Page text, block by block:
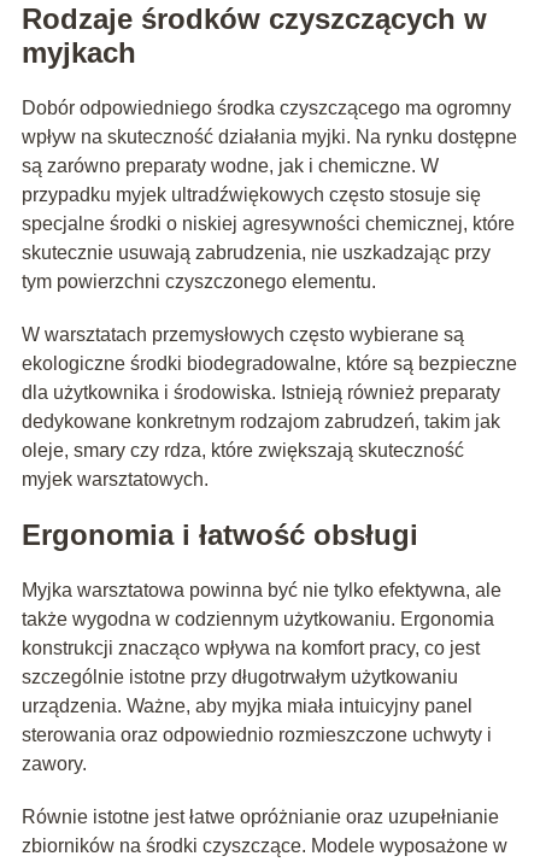
Rodzaje środków czyszczących w
myjkach
Dobór odpowiedniego środka czyszczącego ma ogromny
wpływ na skuteczność działania myjki. Na rynku dostępne
są zarówno preparaty wodne, jak i chemiczne. W
przypadku myjek ultradźwiękowych często stosuje się
specjalne środki o niskiej agresywności chemicznej, które
skutecznie usuwają zabrudzenia, nie uszkadzając przy
tym powierzchni czyszczonego elementu.
W warsztatach przemysłowych często wybierane są
ekologiczne środki biodegradowalne, które są bezpieczne
dla użytkownika i środowiska. Istnieją również preparaty
dedykowane konkretnym rodzajom zabrudzeń, takim jak
oleje, smary czy rdza, które zwiększają skuteczność
myjek warsztatowych.
Ergonomia i łatwość obsługi
Myjka warsztatowa powinna być nie tylko efektywna, ale
także wygodna w codziennym użytkowaniu. Ergonomia
konstrukcji znacząco wpływa na komfort pracy, co jest
szczególnie istotne przy długotrwałym użytkowaniu
urządzenia. Ważne, aby myjka miała intuicyjny panel
sterowania oraz odpowiednio rozmieszczone uchwyty i
zawory.
Równie istotne jest łatwe opróżnianie oraz uzupełnianie
zbiorników na środki czyszczące. Modele wyposażone w